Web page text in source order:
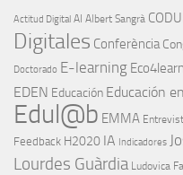
Actitud Digital AI Albert Sangrà
Digitales Conferència
Doctorado E-learning Eco4learn
EDEN Educación Educación
Edul@b EMMA
Feedback H2020 IA Indicadores
Lourdes Guàrdia Ludovica